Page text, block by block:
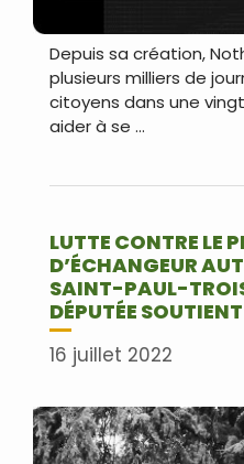
Depuis sa création,
plusieurs milliers de
citoyens dans une
aider à se …
LUTTE CONTRE LE
D’ÉCHANGEUR
SAINT-PAUL-
DÉPUTÉE
16 juillet 2022